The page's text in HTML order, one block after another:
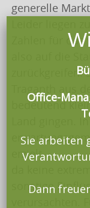
generelle
Zahlen für das
zurückgreifen.
Traganth aus
bedeutend
Land gingen.
erzielt,
da keine
sonstige
Office-
Sie arbeiten
Dann